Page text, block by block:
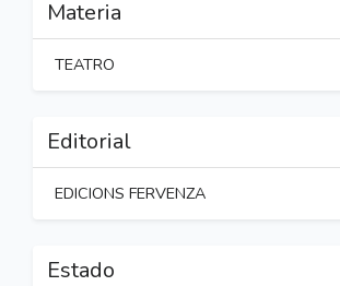
Materia
TEATRO
Editorial
EDICIONS FERVENZA
Estado